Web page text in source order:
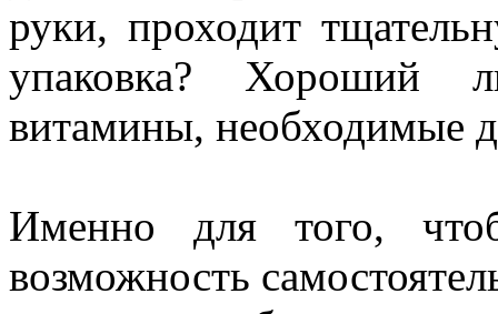
руки, проходит
упаковка? Хороший
витамины, необходимые
Именно для того,
возможность